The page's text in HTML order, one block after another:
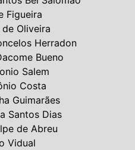
Figueira
Oliveira
Herradon
Bueno
Salem
Costa
Guimarães
Santos Dias
de Abreu
Vidual